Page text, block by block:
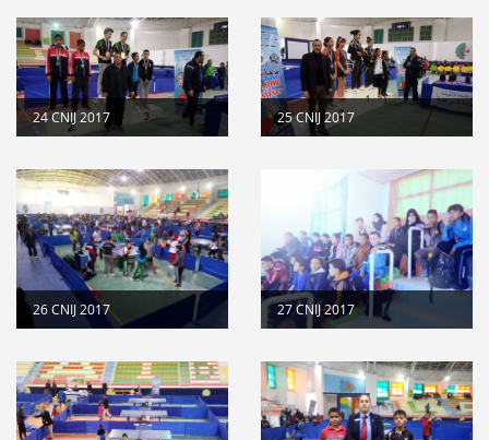
24 CNIJ 2017 25 CNIJ 2017
26 CNIJ 2017 27 CNIJ 2017